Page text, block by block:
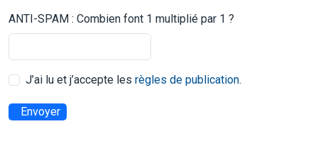
ANTI-SPAM : Combien font 1 multiplié par 1 ?
J’ai lu et j’accepte les règles de publication.
Envoyer